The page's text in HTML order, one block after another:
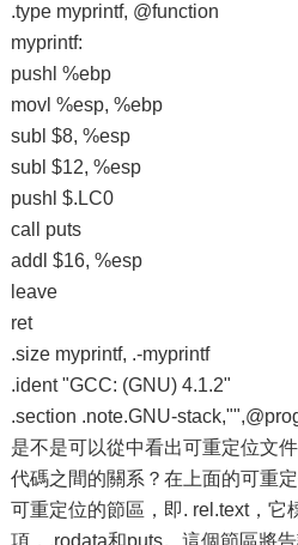
.type myprintf, @function
myprintf:
pushl %ebp
movl %esp, %ebp
subl $8, %esp
subl $12, %esp
pushl $.LC0
call puts
addl $16, %esp
leave
ret
.size myprintf, .-myprintf
.ident "GCC: (GNU) 4.1.2"
.section .note.GNU-
是不是可以從中看出可重定位文
代碼之間的關系？在上面的可重
可重定位的節區，即. rel.text，它
項，.rodata和puts。這個節區將